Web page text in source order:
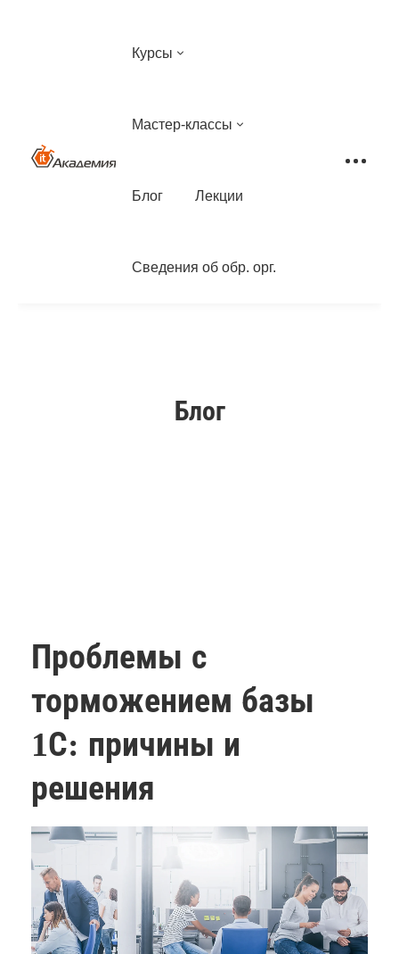
Курсы
Мастер-классы
Блог Лекции
Сведения об обр. орг.
Блог
Проблемы с
торможением базы
1С: причины и
решения